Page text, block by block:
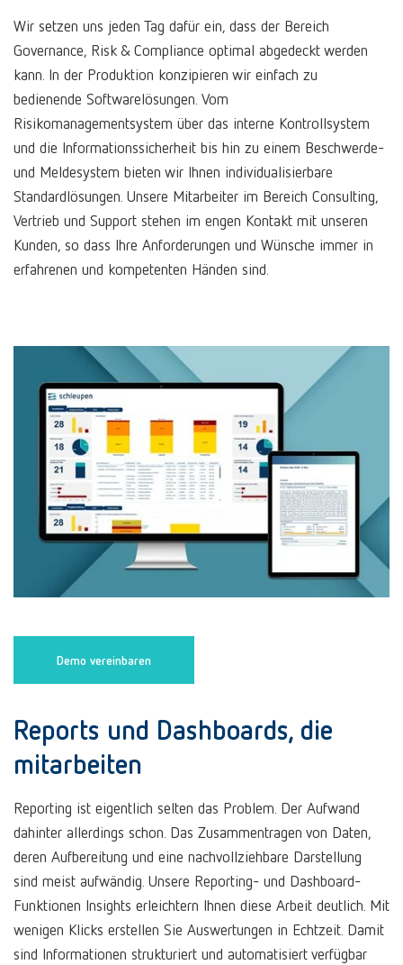
Wir setzen uns jeden Tag dafür ein, dass der Bereich
Governance, Risk & Compliance optimal abgedeckt werden
kann. In der Produktion konzipieren wir einfach zu
bedienende Softwarelösungen. Vom
Risikomanagementsystem über das interne Kontrollsystem
und die Informationssicherheit bis hin zu einem Beschwerde-
und Meldesystem bieten wir Ihnen individualisierbare
Standardlösungen. Unsere Mitarbeiter im Bereich Consulting,
Vertrieb und Support stehen im engen Kontakt mit unseren
Kunden, so dass Ihre Anforderungen und Wünsche immer in
erfahrenen und kompetenten Händen sind.
Reports und Dashboards, die
mitarbeiten
Reporting ist eigentlich selten das Problem. Der Aufwand
dahinter allerdings schon. Das Zusammentragen von Daten,
deren Aufbereitung und eine nachvollziehbare Darstellung
sind meist aufwändig. Unsere Reporting- und Dashboard-
Funktionen Insights erleichtern Ihnen diese Arbeit deutlich. Mit
wenigen Klicks erstellen Sie Auswertungen in Echtzeit. Damit
sind Informationen strukturiert und automatisiert verfügbar
Demo vereinbaren